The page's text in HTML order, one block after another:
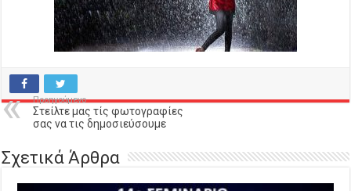
Προηγούμενο
Στείλτε μας τίς φωτογραφίες
σας να τις δημοσιεύσουμε
Σχετικά Άρθρα